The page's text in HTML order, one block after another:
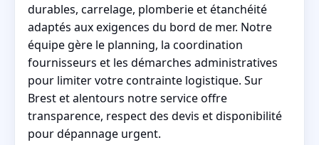
durables, carrelage, plomberie et étanchéité
adaptés aux exigences du bord de mer. Notre
équipe gère le planning, la coordination
fournisseurs et les démarches administratives
pour limiter votre contrainte logistique. Sur
Brest et alentours notre service offre
transparence, respect des devis et disponibilité
pour dépannage urgent.